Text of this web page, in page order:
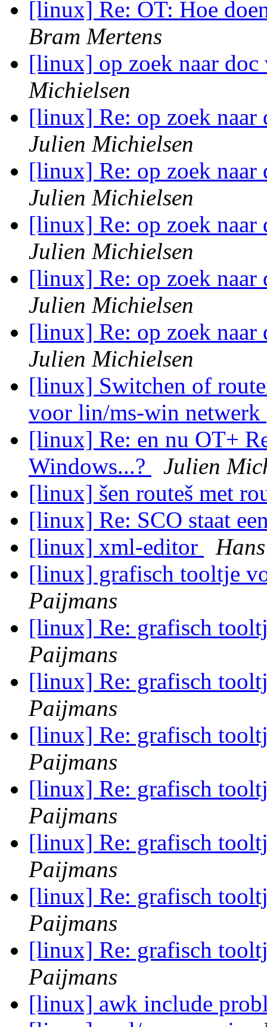
[linux] Re: OT: Hoe
Bram Mertens
[linux] op zoek naar
Michielsen
[linux] Re: op zoek
Julien Michielsen
[linux] Re: op zoek
Julien Michielsen
[linux] Re: op zoek
Julien Michielsen
[linux] Re: op zoek
Julien Michielsen
[linux] Re: op zoek
Julien Michielsen
[linux] Switchen of
voor lin/ms-win netwerk
[linux] Re: en nu OT+
Windows...?
Julien
[linux] šen routeš met
[linux] Re: SCO staat
[linux] xml-editor
[linux] grafisch tooltje
Paijmans
[linux] Re: grafisch
Paijmans
[linux] Re: grafisch
Paijmans
[linux] Re: grafisch
Paijmans
[linux] Re: grafisch
Paijmans
[linux] Re: grafisch
Paijmans
[linux] Re: grafisch
Paijmans
[linux] Re: grafisch
Paijmans
[linux] awk include